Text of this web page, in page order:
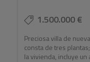
1.500.000 €
Preciosa villa de
consta de tres
la vivienda, incluye un